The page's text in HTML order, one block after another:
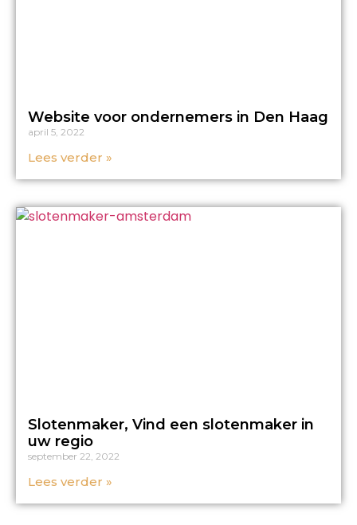
Website voor ondernemers in Den Haag
april 5, 2022
Lees verder »
Slotenmaker, Vind een slotenmaker in
uw regio
september 22, 2022
Lees verder »